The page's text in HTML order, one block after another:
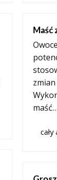
Maść
maść…
cały